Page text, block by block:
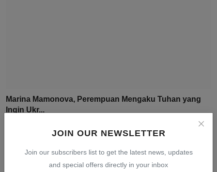
JOIN OUR NEWSLETTER
Join our subscribers list to get the latest news, updates
and special offers directly in your inbox
Marina Mamonova, Perempuan Mengaku Tuhan yang
Ingin Ukr...